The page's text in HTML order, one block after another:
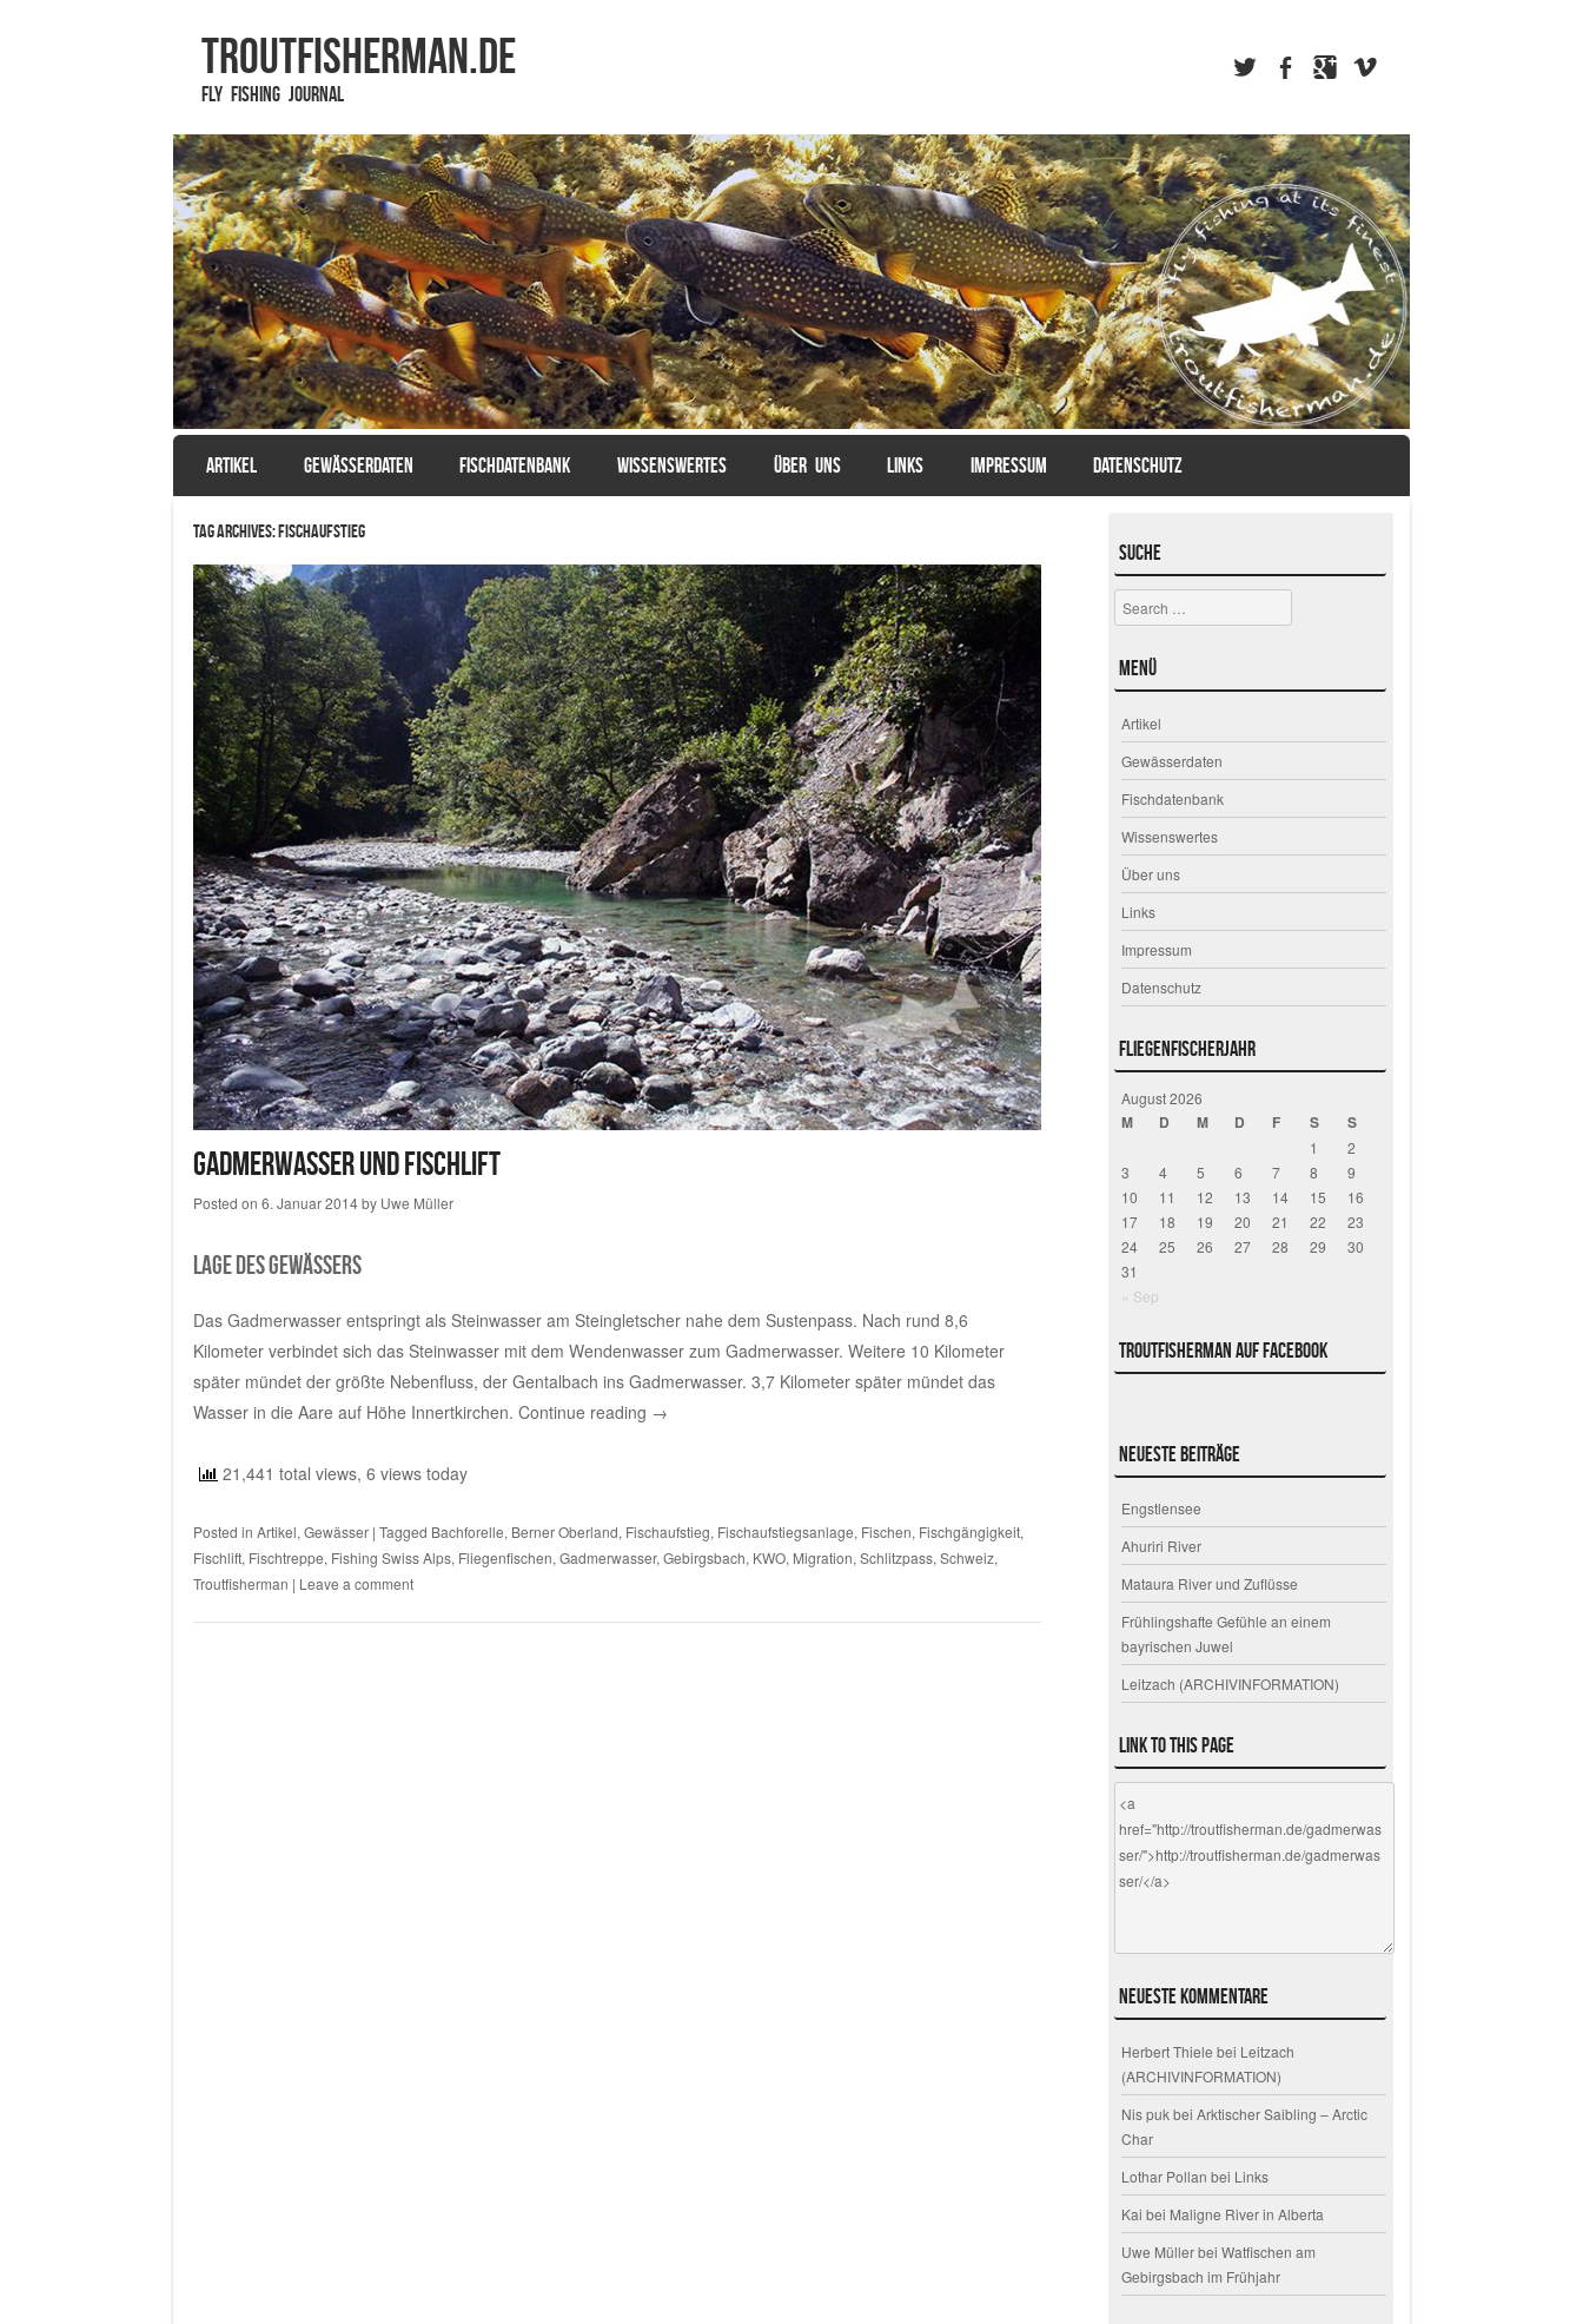
TROUTFISHERMAN.de
Fly Fishing Journal
Menu
SKIP TO CONTENT
ARTIKEL GEWÄSSERDATEN FISCHDATENBANK WISSENSWERTES ÜBER UNS LINKS IMPRESSUM DATENSCHUTZ
Tag Archives:Fischaufstieg
Gadmerwasser und Fischlift
Posted on 6. Januar 2014by Uwe Müller
Lage des Gewässers
Das Gadmerwasser entspringt als Steinwasser am Steingletscher nahe dem Sustenpass. Nach rund 8,6
Kilometer verbindet sich das Steinwasser mit dem Wendenwasser zum Gadmerwasser. Weitere 10 Kilometer
später mündet der größte Nebenfluss, der Gentalbach ins Gadmerwasser. 3,7 Kilometer später mündet das
Wasser in die Aare auf Höhe Innertkirchen. Continue reading →
21,441 total views, 6 views today
Posted in Artikel, Gewässer | Tagged Bachforelle, Berner Oberland, Fischaufstieg, Fischaufstiegsanlage, Fischen, Fischgängigkeit,
Fischlift, Fischtreppe, Fishing Swiss Alps, Fliegenfischen, Gadmerwasser, Gebirgsbach, KWO, Migration, Schlitzpass, Schweiz,
Troutfisherman | Leave a comment
Suche
Search
Menü
Artikel
Gewässerdaten
Fischdatenbank
Wissenswertes
Über uns
Links
Impressum
Datenschutz
Fliegenfischerjahr
August 2026
M D M D F S S
« Sep
1
2
3
4 5 6 7 8
9
10
11 12 13 14 15
16
17
18 19 20 21 22
23
24
25 26 27 28 29
30
31
Troutfisherman auf Facebook
Neueste Beiträge
Engstlensee
Ahuriri River
Mataura River und Zuflüsse
Frühlingshafte Gefühle an einem
bayrischen Juwel
Leitzach (ARCHIVINFORMATION)
Link to this page
Neueste Kommentare
Herbert Thiele bei Leitzach
(ARCHIVINFORMATION)
Nis pukbeiArktischer Saibling – Arctic
Char
Lothar Pollan bei Links
Kai bei Maligne River in Alberta
Uwe MüllerbeiWatfischen am
Gebirgsbach im Frühjahr